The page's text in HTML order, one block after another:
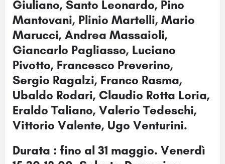
Giuliano, Santo Leonardo, Pino
Mantovani, Plinio Martelli, Mario
Marucci, Andrea Massaioli,
Giancarlo Pagliasso, Luciano
Pivotto, Francesco Preverino,
Sergio Ragalzi, Franco Rasma,
Ubaldo Rodari, Claudio Rotta Loria,
Eraldo Taliano, Valerio Tedeschi,
Vittorio Valente, Ugo Venturini.
Durata : fino al 31 maggio. Venerdì